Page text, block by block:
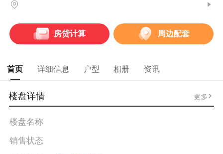
房贷计算 周边配套
首页 详细信息 户型 相册 资讯
楼盘详情 更多
楼盘名称
销售状态